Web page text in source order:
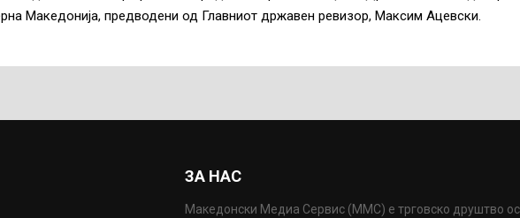
Македонија, предводени од Главниот државен ревизор, Максим Ацевски.
ЗА НАС
Македонски Медиа Сервис (ММС) е трговско друштво